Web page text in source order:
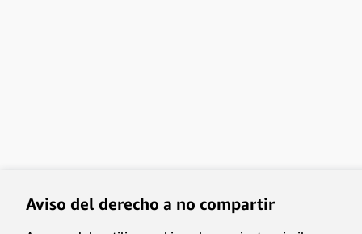
Aviso del derecho a no compartir